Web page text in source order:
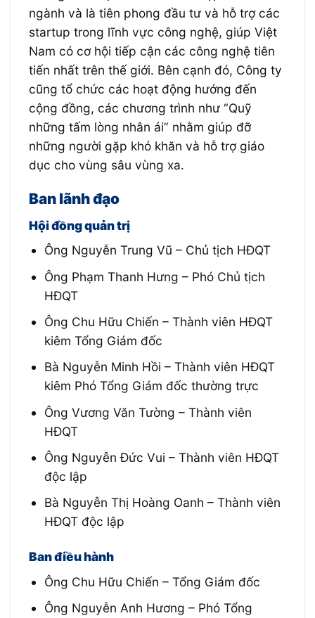
ngành và là tiên phong đầu tư và hỗ trợ các
startup trong lĩnh vực công nghệ, giúp Việt
Nam có cơ hội tiếp cận các công nghệ tiên
tiến nhất trên thế giới. Bên cạnh đó, Công ty
cũng tổ chức các hoạt động hướng đến
cộng đồng, các chương trình như “Quỹ
những tấm lòng nhân ái” nhằm giúp đỡ
những người gặp khó khăn và hỗ trợ giáo
dục cho vùng sâu vùng xa.
Ban lãnh đạo
Hội đồng quản trị
Ông Nguyễn Trung Vũ – Chủ tịch HĐQT
Ông Phạm Thanh Hưng – Phó Chủ tịch
HĐQT
Ông Chu Hữu Chiến – Thành viên HĐQT
kiêm Tổng Giám đốc
Bà Nguyễn Minh Hồi – Thành viên HĐQT
kiêm Phó Tổng Giám đốc thường trực
Ông Vương Văn Tường – Thành viên
HĐQT
Ông Nguyễn Đức Vui – Thành viên HĐQT
độc lập
Bà Nguyễn Thị Hoàng Oanh – Thành viên
HĐQT độc lập
Ban điều hành
Ông Chu Hữu Chiến – Tổng Giám đốc
Ông Nguyễn Anh Hương – Phó Tổng